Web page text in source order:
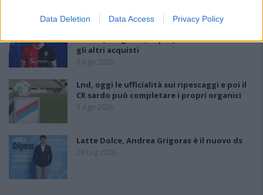
Data Deletion Data Access Privacy Policy
Mascia, Sorgente, Lopes, Limberti e Cherchi
gli altri acquisti
8 Ago 2026
Lnd, oggi le ufficialità sui ripescaggi e poi il
CR sardo può completare i propri organici
3 Ago 2026
Latte Dolce, Andrea Grigoras è il nuovo ds
29 Lug 2026